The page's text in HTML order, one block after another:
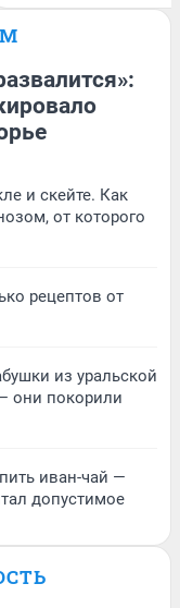
и скейте. Как
от которого
рецептов от
из уральской
они покорили
иван-чай —
допустимое